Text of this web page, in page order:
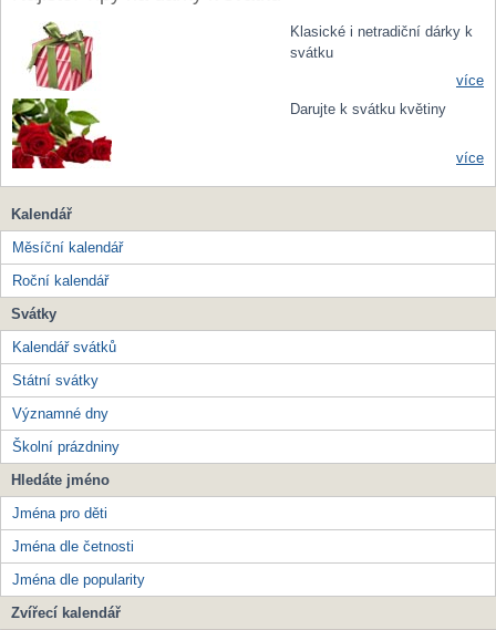
Klasické i netradiční dárky k
svátku
více
Darujte k svátku květiny
více
Kalendář
Měsíční kalendář
Roční kalendář
Svátky
Kalendář svátků
Státní svátky
Významné dny
Školní prázdniny
Hledáte jméno
Jména pro děti
Jména dle četnosti
Jména dle popularity
Zvířecí kalendář